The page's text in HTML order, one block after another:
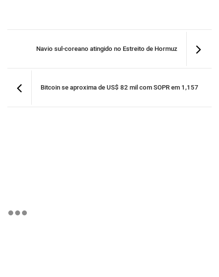
Navio sul-coreano atingido no Estreito de Hormuz
Bitcoin se aproxima de US$ 82 mil com SOPR em 1,157